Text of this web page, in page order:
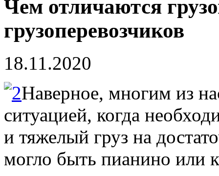
Чем отличаются
грузоперевозчиков
18.11.2020
Наверное, многим из
ситуацией, когда
и тяжелый груз на
могло быть пианино или